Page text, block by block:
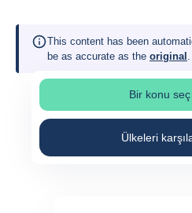
This content has been
be as accurate as the original .
Bir konu seç
Sayfa
Ülkeleri